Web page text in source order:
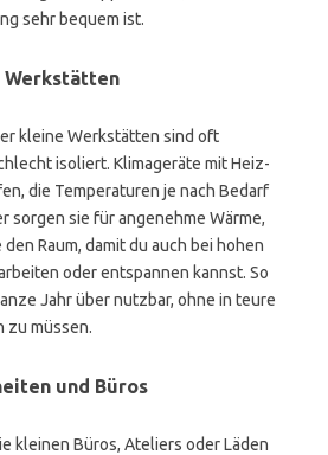
sehr bequem ist.
Werkstätten
kleine Werkstätten sind oft
isoliert. Klimageräte mit Heiz-
die Temperaturen je nach Bedarf
sorgen sie für angenehme Wärme,
Raum, damit du auch bei hohen
oder entspannen kannst. So
Jahr über nutzbar, ohne in teure
zu müssen.
und Büros
kleinen Büros, Ateliers oder Läden